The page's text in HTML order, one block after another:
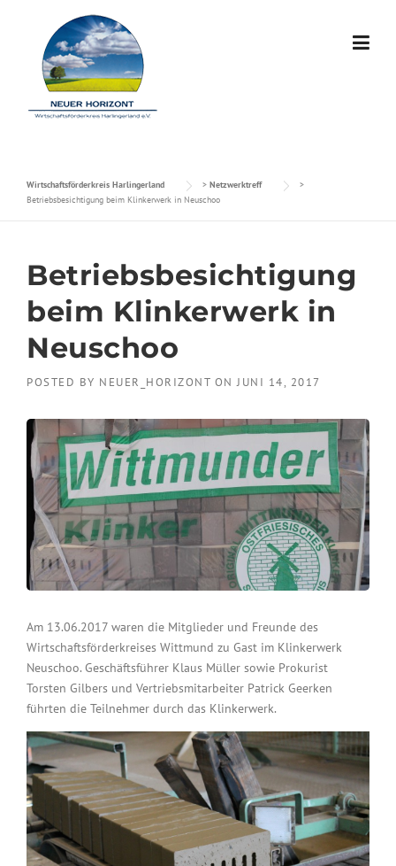
Wirtschaftsförderkreis Harlingerland > Netzwerktreff
>
Betriebsbesichtigung beim Klinkerwerk in Neuschoo
Betriebsbesichtigung
beim Klinkerwerk in
Neuschoo
POSTED BY NEUER_HORIZONT ONJUNI 14, 2017
Am 13.06.2017 waren die Mitglieder und Freunde des
Wirtschaftsförderkreises Wittmund zu Gast im Klinkerwerk
Neuschoo. Geschäftsführer Klaus Müller sowie Prokurist
Torsten Gilbers und Vertriebsmitarbeiter Patrick Geerken
führten die Teilnehmer durch das Klinkerwerk.